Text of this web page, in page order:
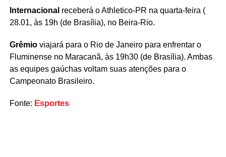
Internacional receberá o Athletico-PR na quarta-feira (
28.01, às 19h (de Brasília), no Beira-Rio.
Grêmioviajará para o Rio de Janeiro para enfrentar o
Fluminense no Maracanã, às 19h30 (de Brasília). Ambas
as equipes gaúchas voltam suas atenções para o
Campeonato Brasileiro.
Fonte: Esportes